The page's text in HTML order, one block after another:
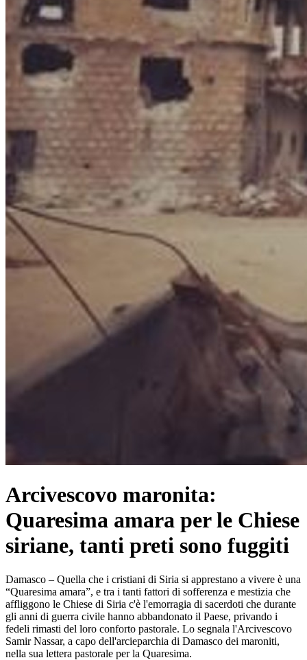
Arcivescovo maronita:
Quaresima amara per le Chiese
siriane, tanti preti sono fuggiti
Damasco – Quella che i cristiani di Siria si apprestano a vivere è una
“Quaresima amara”, e tra i tanti fattori di sofferenza e mestizia che
affliggono le Chiese di Siria c'è l'emorragia di sacerdoti che durante
gli anni di guerra civile hanno abbandonato il Paese, privando i
fedeli rimasti del loro conforto pastorale. Lo segnala l'Arcivescovo
Samir Nassar, a capo dell'arcieparchia di Damasco dei maroniti,
nella sua lettera pastorale per la Quaresima.